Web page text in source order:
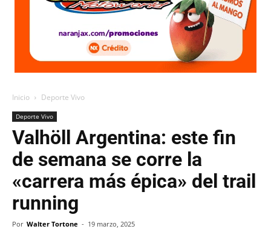
Inicio Deporte Vivo
Deporte Vivo
Valhöll Argentina: este fin
de semana se corre la
«carrera más épica» del trail
running
Por Walter Tortone - 19 marzo, 2025